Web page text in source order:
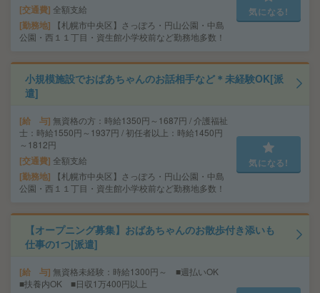
交通費 全額支給
勤務地
【札幌市中央区】さっぽろ・円山公園・中島
公園・西１１丁目・資生館小学校前など勤務地多数！
気になる!
小規模施設でおばあちゃんのお話相手など＊未経験OK[派
遣]
給 与 無資格の方：時給1350円～1687円 / 介護福祉
士：時給1550円～1937円 / 初任者以上：時給1450円
～1812円
交通費 全額支給
勤務地
【札幌市中央区】さっぽろ・円山公園・中島
公園・西１１丁目・資生館小学校前など勤務地多数！
気になる!
【オープニング募集】おばあちゃんのお散歩付き添いも
仕事の1つ[派遣]
給 与 無資格未経験：時給1300円～ ■週払いOK
■扶養内OK ■日収1万400円以上